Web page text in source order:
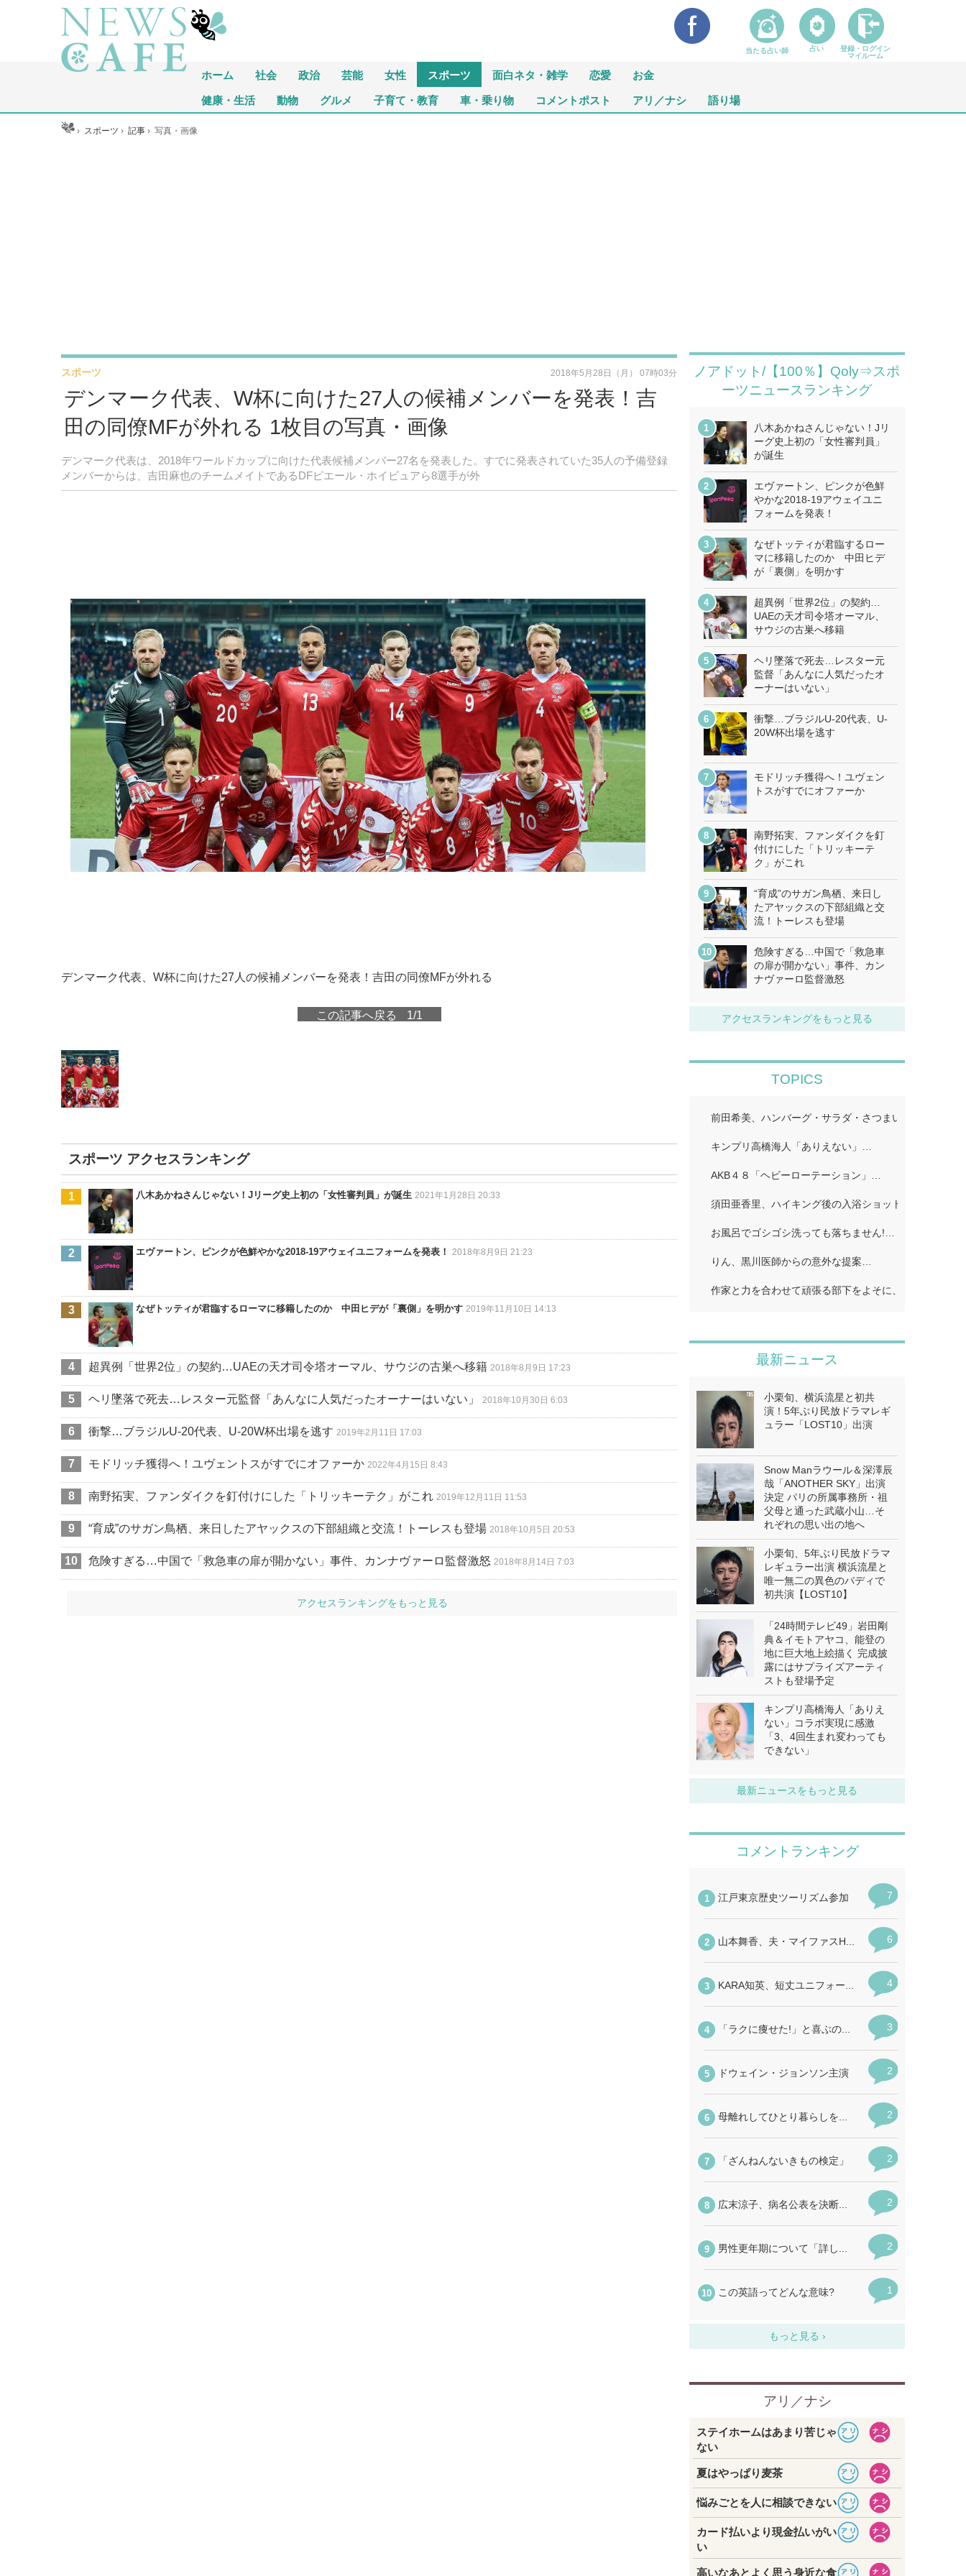
ホーム 社会 政治 芸能 女性 スポーツ 面白ネタ・雑学 恋愛 お金
健康・生活 動物 グルメ 子育て・教育 車・乗り物 コメントポスト アリ／ナシ 語り場
ホーム › スポーツ ›記事 ›写真・画像
デンマーク代表、W杯に向けた27人の候補メンバーを発表！吉
田の同僚MFが外れる 1枚目の写真・画像
デンマーク代表は、2018年ワールドカップに向けた代表候補メンバー27名を発表した。すでに発表されていた35人の予備登録
メンバーからは、吉田麻也のチームメイトであるDFピエール・ホイビュアら8選手が外
スポーツ 2018年5月28日（月） 07時03分
デンマーク代表、W杯に向けた27人の候補メンバーを発表！吉田の同僚MFが外れる
この記事へ戻る 1/1
スポーツ アクセスランキング
八木あかねさんじゃない！Jリーグ史上初の「女性審判員」が誕生 2021年1月28日 20:33
エヴァートン、ピンクが色鮮やかな2018-19アウェイユニフォームを発表！ 2018年8月9日 21:23
なぜトッティが君臨するローマに移籍したのか 中田ヒデが「裏側」を明かす 2019年11月10日 14:13
超異例「世界2位」の契約…UAEの天才司令塔オーマル、サウジの古巣へ移籍 2018年8月9日 17:23
ヘリ墜落で死去…レスター元監督「あんなに人気だったオーナーはいない」 2018年10月30日 6:03
衝撃…ブラジルU-20代表、U-20W杯出場を逃す 2019年2月11日 17:03
モドリッチ獲得へ！ユヴェントスがすでにオファーか 2022年4月15日 8:43
南野拓実、ファンダイクを釘付けにした「トリッキーテク」がこれ 2019年12月11日 11:53
“育成”のサガン鳥栖、来日したアヤックスの下部組織と交流！トーレスも登場 2018年10月5日 20:53
危険すぎる…中国で「救急車の扉が開かない」事件、カンナヴァーロ監督激怒 2018年8月14日 7:03
アクセスランキングをもっと見る
ノアドット/【100％】Qoly⇒スポ
ーツニュースランキング
八木あかねさんじゃない！Jリ
ーグ史上初の「女性審判員」
が誕生
エヴァートン、ピンクが色鮮
やかな2018-19アウェイユニ
フォームを発表！
なぜトッティが君臨するロー
マに移籍したのか 中田ヒデ
が「裏側」を明かす
超異例「世界2位」の契約…
UAEの天才司令塔オーマル、
サウジの古巣へ移籍
ヘリ墜落で死去…レスター元
監督「あんなに人気だったオ
ーナーはいない」
衝撃…ブラジルU-20代表、U-
20W杯出場を逃す
モドリッチ獲得へ！ユヴェン
トスがすでにオファーか
南野拓実、ファンダイクを釘
付けにした「トリッキーテ
ク」がこれ
“育成”のサガン鳥栖、来日し
たアヤックスの下部組織と交
流！トーレスも登場
危険すぎる…中国で「救急車
の扉が開かない」事件、カン
ナヴァーロ監督激怒
アクセスランキングをもっと見る
TOPICS
前田希美、ハンバーグ・サラダ・さつまいものカナッ
キンプリ高橋海人「ありえない」…
AKB４８「ヘビーローテーション」…
須田亜香里、ハイキング後の入浴ショット公開「ドキ
お風呂でゴシゴシ洗っても落ちません!…
りん、黒川医師からの意外な提案…
作家と力を合わせて頑張る部下をよそに、上司は陰で
最新ニュース
小栗旬、横浜流星と初共
演！5年ぶり民放ドラマレギ
ュラー「LOST10」出演
Snow Manラウール＆深澤辰
哉「ANOTHER SKY」出演
決定 パリの所属事務所・祖
父母と通った武蔵小山…そ
れぞれの思い出の地へ
小栗旬、5年ぶり民放ドラマ
レギュラー出演 横浜流星と
唯一無二の異色のバディで
初共演【LOST10】
「24時間テレビ49」岩田剛
典＆イモトアヤコ、能登の
地に巨大地上絵描く 完成披
露にはサプライズアーティ
ストも登場予定
キンプリ高橋海人「ありえ
ない」コラボ実現に感激
「3、4回生まれ変わっても
できない」
最新ニュースをもっと見る
当たる占い師 占い
登録・ログイン
マイルーム